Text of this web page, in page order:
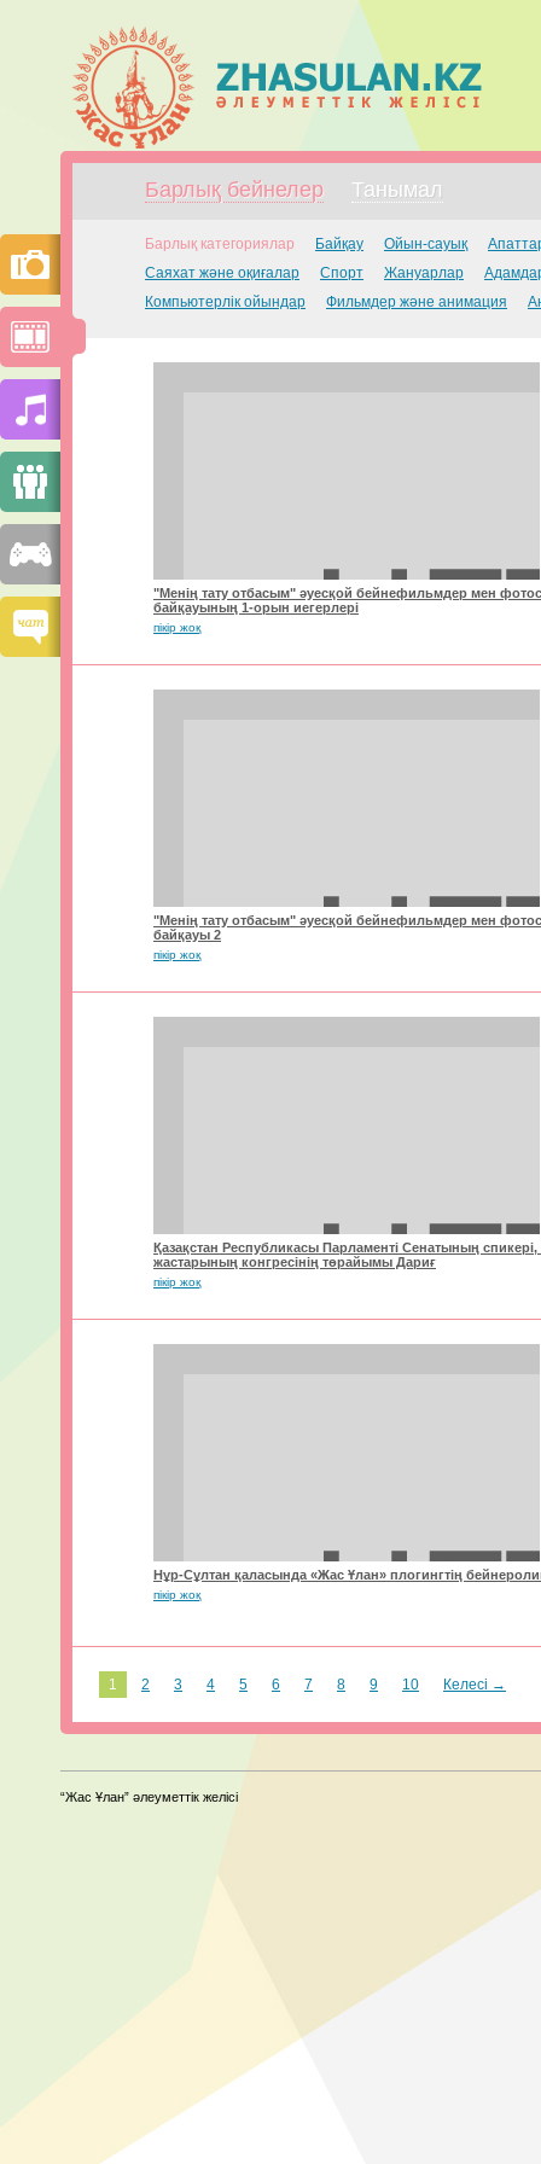
Барлық бейнелер Танымал
Барлық категориялар Байқау Ойын-сауық
Саяхат және оқиғалар
Спорт Жануарлар
Компьютерлік ойындар
Фильмдер және анимация
"Менің тату отбасым" әуесқой бейнефильмдер мен
байқауының 1-орын иегерлері
пікір жоқ
"Менің тату отбасым" әуесқой бейнефильмдер мен
байқауы 2
пікір жоқ
Қазақстан Республикасы Парламенті Сенатының спикері,
жастарының конгресінің төрайымы Дариғ
пікір жоқ
Нұр-Сұлтан қаласында «Жас Ұлан» плогингтің
пікір жоқ
1 2 3 4 5 6 7 8 9 10 Келесі →
“Жас Ұлан” әлеуметтік желісі